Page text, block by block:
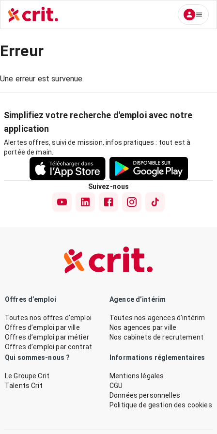
Erreur
Une erreur est survenue.
Simplifiez votre recherche d'emploi avec notre
application
Alertes offres, suivi de mission, infos pratiques : tout est à
portée de main.
Suivez-nous
Offres d’emploi
Toutes nos offres d’emploi
Offres d’emploi par ville
Offres d’emploi par métier
Offres d’emploi par contrat
Agence d’intérim
Toutes nos agences d’intérim
Nos agences par ville
Nos cabinets de recrutement
Qui sommes-nous ?
Le Groupe Crit
Talents Crit
Informations réglementaires
Mentions légales
CGU
Données personnelles
Politique de gestion des cookies